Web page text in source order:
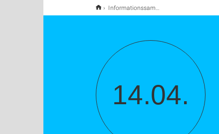
Informationssammlung, -aufbereitung und Recherche mit OneNote
14.04.